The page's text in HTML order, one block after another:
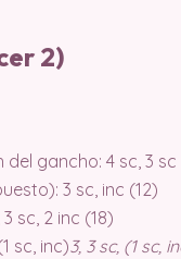
2)
del gancho: 4 sc, 3
3 sc, inc (12)
3 sc, 2 inc (18)
sc, inc)3, 3 sc, (1 sc,